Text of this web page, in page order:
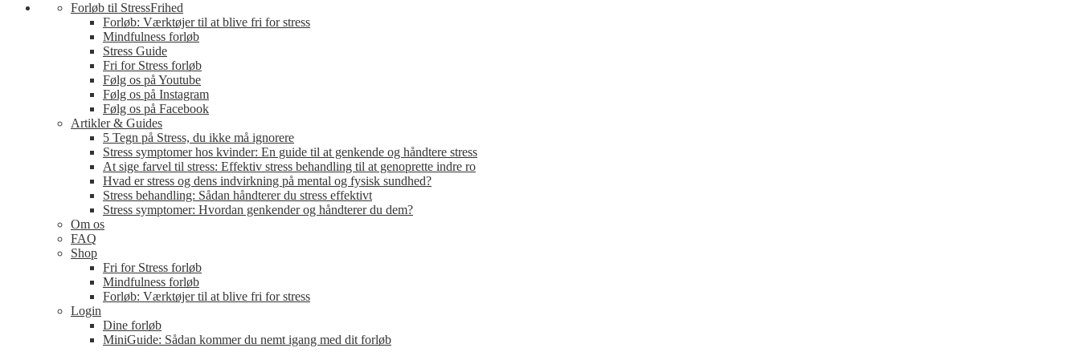
Forløb til StressFrihed
Forløb: Værktøjer til at blive fri for stress
Mindfulness forløb
Stress Guide
Fri for Stress forløb
Følg os på Youtube
Følg os på Instagram
Følg os på Facebook
Artikler & Guides
5 Tegn på Stress, du ikke må ignorere
Stress symptomer hos kvinder: En guide til at genkende og håndtere stress
At sige farvel til stress: Effektiv stress behandling til at genoprette indre ro
Hvad er stress og dens indvirkning på mental og fysisk sundhed?
Stress behandling: Sådan håndterer du stress effektivt
Stress symptomer: Hvordan genkender og håndterer du dem?
Om os
FAQ
Shop
Fri for Stress forløb
Mindfulness forløb
Forløb: Værktøjer til at blive fri for stress
Login
Dine forløb
MiniGuide: Sådan kommer du nemt igang med dit forløb